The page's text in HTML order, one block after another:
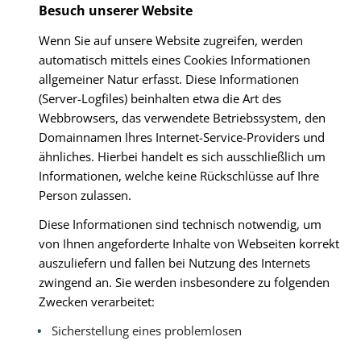
Besuch unserer Website
Wenn Sie auf unsere Website zugreifen, werden
automatisch mittels eines Cookies Informationen
allgemeiner Natur erfasst. Diese Informationen
(Server-Logfiles) beinhalten etwa die Art des
Webbrowsers, das verwendete Betriebssystem, den
Domainnamen Ihres Internet-Service-Providers und
ähnliches. Hierbei handelt es sich ausschließlich um
Informationen, welche keine Rückschlüsse auf Ihre
Person zulassen.
Diese Informationen sind technisch notwendig, um
von Ihnen angeforderte Inhalte von Webseiten korrekt
auszuliefern und fallen bei Nutzung des Internets
zwingend an. Sie werden insbesondere zu folgenden
Zwecken verarbeitet:
Sicherstellung eines problemlosen